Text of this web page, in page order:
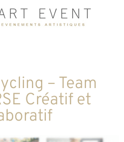
– Team
Créatif et